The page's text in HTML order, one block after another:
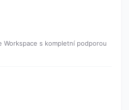
Workspace s kompletní podporou